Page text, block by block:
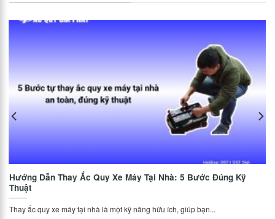
Hướng Dẫn Thay Ắc Quy Xe Máy Tại Nhà: 5 Bước Đúng Kỹ
Thuật
Thay ắc quy xe máy tại nhà là một kỹ năng hữu ích, giúp bạn...